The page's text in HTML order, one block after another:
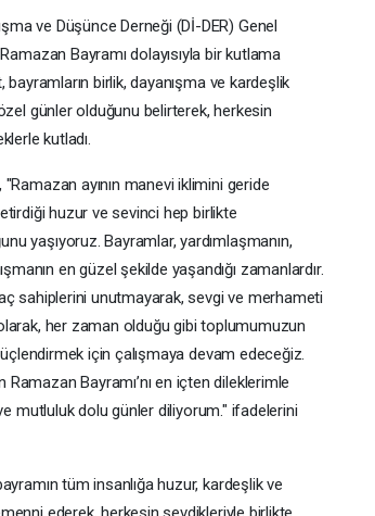
ve Düşünce Derneği (Dİ-DER) Genel
Bayramı dolayısıyla bir kutlama
bayramların birlik, dayanışma ve kardeşlik
günler olduğunu belirterek, herkesin
kutladı.
"Ramazan ayının manevi iklimini geride
huzur ve sevinci hep birlikte
yaşıyoruz. Bayramlar, yardımlaşmanın,
en güzel şekilde yaşandığı zamanlardır.
sahiplerini unutmayarak, sevgi ve merhameti
her zaman olduğu gibi toplumumuzun
için çalışmaya devam edeceğiz.
Ramazan Bayramı’nı en içten dileklerimle
mutluluk dolu günler diliyorum." ifadelerini
tüm insanlığa huzur, kardeşlik ve